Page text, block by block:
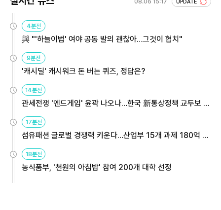
08.06 15:17 UPDATE
4분전
與 "'하늘이법' 여야 공동 발의 괜찮아…그것이 협치"
9분전
'캐시딜' 캐시워크 돈 버는 퀴즈, 정답은?
14분전
관세전쟁 '엔드게임' 윤곽 나오나…한국 新통상정책 교두보 활
용해야
17분전
섬유패션 글로벌 경쟁력 키운다…산업부 15개 과제 180억 지
원
18분전
농식품부, '천원의 아침밥' 참여 200개 대학 선정